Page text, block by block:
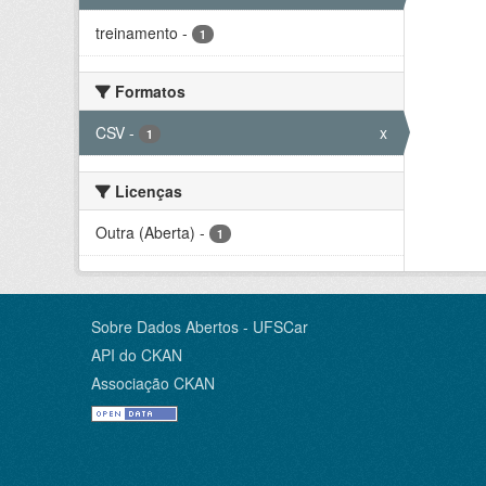
treinamento - 1
Formatos
CSV - 1 x
Licenças
Outra (Aberta) - 1
Sobre Dados Abertos - UFSCar
API do CKAN
Associação CKAN